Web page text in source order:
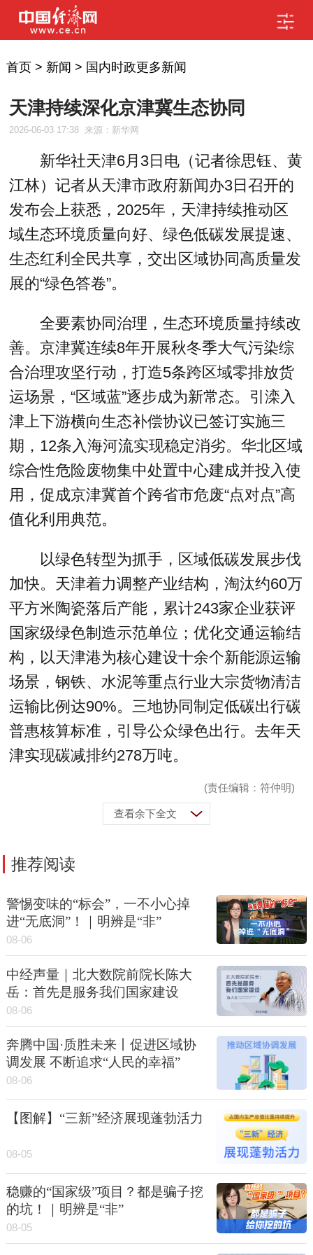
首页> 新闻 > 国内时政更多新闻
天津持续深化京津冀生态协同
2026-06-03 17:38 来源：新华网
新华社天津6月3日电（记者徐思钰、黄
江林）记者从天津市政府新闻办3日召开的
发布会上获悉，2025年，天津持续推动区
域生态环境质量向好、绿色低碳发展提速、
生态红利全民共享，交出区域协同高质量发
展的“绿色答卷”。
全要素协同治理，生态环境质量持续改
善。京津冀连续8年开展秋冬季大气污染综
合治理攻坚行动，打造5条跨区域零排放货
运场景，“区域蓝”逐步成为新常态。引滦入
津上下游横向生态补偿协议已签订实施三
期，12条入海河流实现稳定消劣。华北区域
综合性危险废物集中处置中心建成并投入使
用，促成京津冀首个跨省市危废“点对点”高
值化利用典范。
以绿色转型为抓手，区域低碳发展步伐
加快。天津着力调整产业结构，淘汰约60万
平方米陶瓷落后产能，累计243家企业获评
国家级绿色制造示范单位；优化交通运输结
构，以天津港为核心建设十余个新能源运输
场景，钢铁、水泥等重点行业大宗货物清洁
运输比例达90%。三地协同制定低碳出行碳
普惠核算标准，引导公众绿色出行。去年天
津实现碳减排约278万吨。
(责任编辑：符仲明)
查看余下全文
推荐阅读
警惕变味的“标会”，一不小心掉
进“无底洞”！｜明辨是“非”
08-06
中经声量｜北大数院前院长陈大
岳：首先是服务我们国家建设
08-06
奔腾中国·质胜未来丨促进区域协
调发展 不断追求“人民的幸福”
08-06
【图解】“三新”经济展现蓬勃活力
08-05
稳赚的“国家级”项目？都是骗子挖
的坑！｜明辨是“非”
08-05